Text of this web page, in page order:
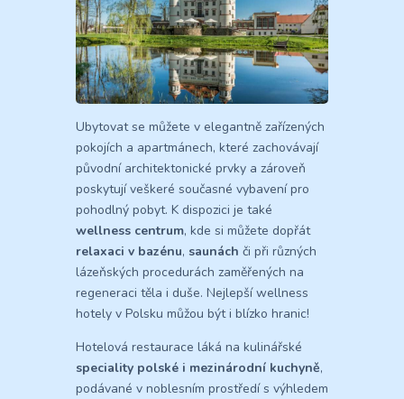
Ubytovat se můžete v elegantně zařízených
pokojích a apartmánech, které zachovávají
původní architektonické prvky a zároveň
poskytují veškeré současné vybavení pro
pohodlný pobyt. K dispozici je také
wellness centrum, kde si můžete dopřát
relaxaci v bazénu, saunách či při různých
lázeňských procedurách zaměřených na
regeneraci těla i duše. Nejlepší wellness
hotely v Polsku můžou být i blízko hranic!
Hotelová restaurace láká na kulinářské
speciality polské i mezinárodní kuchyně,
podávané v noblesním prostředí s výhledem